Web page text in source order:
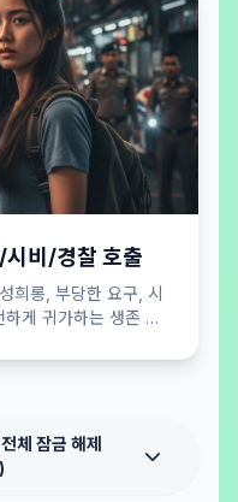
시비/경찰 호출
희롱, 부당한 요구, 시
게 귀가하는 생존 버
체 잠금 해제